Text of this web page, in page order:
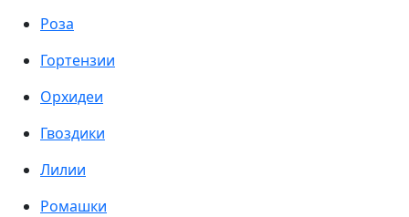
Роза
Гортензии
Орхидеи
Гвоздики
Лилии
Ромашки